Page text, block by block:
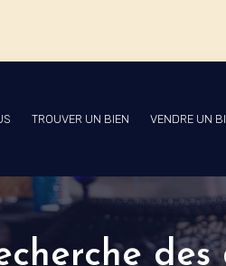
TROUVER UN BIEN VENDRE UN